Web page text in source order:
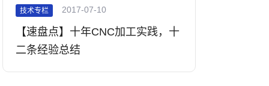
技术专栏 2017-07-10
【速盘点】十年CNC加工实践，十
二条经验总结